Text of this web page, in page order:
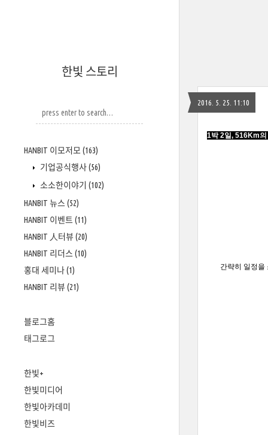
한빛 스토리
HANBIT 이모저모 (163)
기업공식행사(56)
소소한이야기 (102)
HANBIT 뉴스 (52)
HANBIT 이벤트 (11)
HANBIT 人터뷰 (20)
HANBIT 리더스 (10)
홍대 세미나(1)
HANBIT 리뷰 (21)
블로그홈
태그로그
한빛+
한빛미디어
한빛아카데미
한빛비즈
2016. 5. 25. 11:10
1박 2일, 516Km의
간략히 일정을